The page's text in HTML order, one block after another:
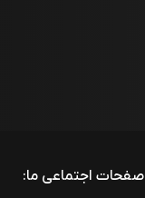
صفحات اجتماعی ما: